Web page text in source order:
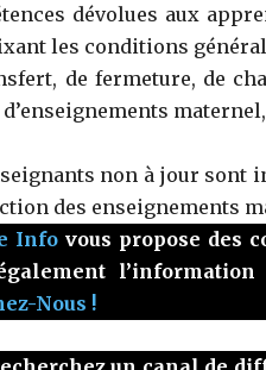
dévolues aux
les conditions
de fermeture, de
non à jour sont
des enseignements
Infovous propose des
Nous !